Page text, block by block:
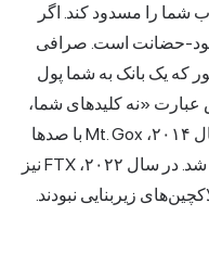
شما را مسدود کند. اگر
خود-حضانت است. صرافی
که یک بانک به شما پول
عبارت «نه کلیدهای شما،
نه سکه‌های شما» را ابداع کرد - در سال ۲۰۱۴، Mt. Gox با صدها
مشتری ناپدید شد. در سال ۲۰۲۲، FTX نیز
زیربنایی نبودند.